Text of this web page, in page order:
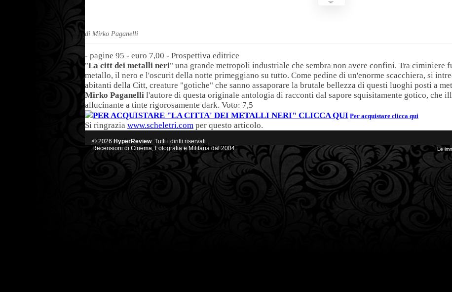
di Mirko Paganelli
- pagine 95 - euro 7,00 - Prospettiva editrice
"La citt dei metalli neri" una grande metropoli industriale che sembra non avere confini. Tra ciminiere
metallo, il nero e l'oscurit della notte primeggiano su tutto. Come pedine di un'enorme scacchiera, si
abitanti della Citt, creature "gotiche" che sanno assaporare la brutale bellezza di questi luoghi posti a
Mirko Paganelli l'autore di questa originale antologia di racconti dal sapore squisitamente gotico, che
allucinante a tinte rigorosamente dark. Voto: 7,5
PER ACQUISTARE "LA CITTA' DEI METALLI NERI" CLICCA QUI Per acquistare clicca qui
Si ringrazia www.scheletri.com per questo articolo.
© 2026 HyperReview. Tutti i diritti riservati.
Recensioni di Cinema, Fotografia e Militaria dal 2004.
Le